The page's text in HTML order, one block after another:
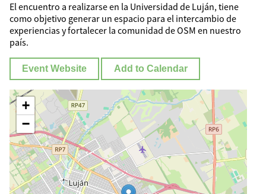
El encuentro a realizarse en la Universidad de Luján, tiene
como objetivo generar un espacio para el intercambio de
experiencias y fortalecer la comunidad de OSM en nuestro
país.
Event Website Add to Calendar
+
−